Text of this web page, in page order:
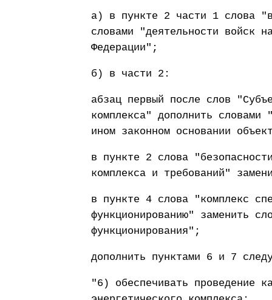
а) в пункте 2 части 1 слова
словами "деятельности войск
Федерации";
б) в части 2:
абзац первый после слов
комплекса" дополнить
ином законном основании
в пункте 2 слова
комплекса и требований"
в пункте 4 слова "комплекс
функционированию" заменить
функционирования";
дополнить пунктами 6 и 7
"6) обеспечивать проведение